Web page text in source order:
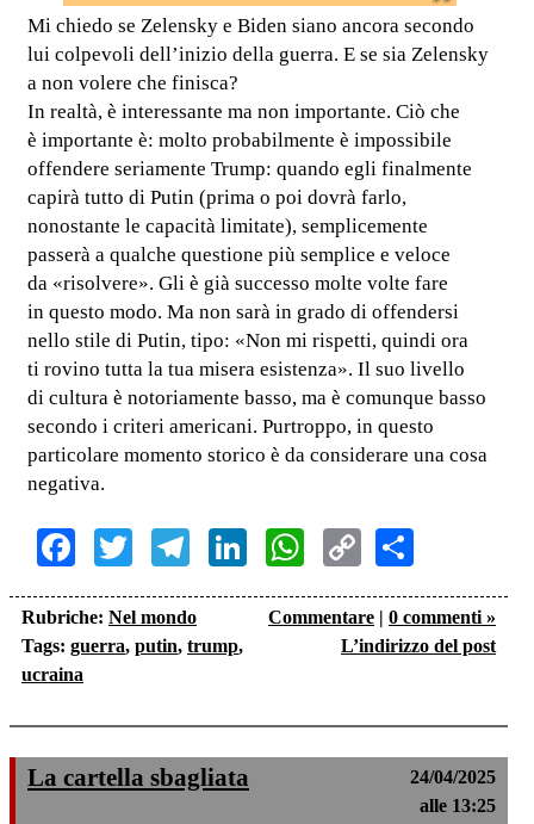
Mi chiedo se Zelensky e Biden siano ancora secondo
lui colpevoli dell’inizio della guerra. E se sia Zelensky
a non volere che finisca?
In realtà, è interessante ma non importante. Ciò che
è importante è: molto probabilmente è impossibile
offendere seriamente Trump: quando egli finalmente
capirà tutto di Putin (prima o poi dovrà farlo,
nonostante le capacità limitate), semplicemente
passerà a qualche questione più semplice e veloce
da «risolvere». Gli è già successo molte volte fare
in questo modo. Ma non sarà in grado di offendersi
nello stile di Putin, tipo: «Non mi rispetti, quindi ora
ti rovino tutta la tua misera esistenza». Il suo livello
di cultura è notoriamente basso, ma è comunque basso
secondo i criteri americani. Purtroppo, in questo
particolare momento storico è da considerare una cosa
negativa.
Facebook
TwitterTelegram
LinkedInWhatsApp
Copy
Link
Rubriche: Nel mondo
Tags: guerra, putin, trump,
ucraina
Commentare | 0 commenti »
L’indirizzo del post
La cartella sbagliata
24/04/2025
alle 13:25